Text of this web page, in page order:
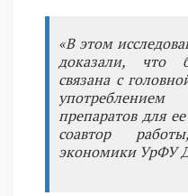
«В этом
доказали, что
связана с
препаратов для
соавтор
экономики УрФУ